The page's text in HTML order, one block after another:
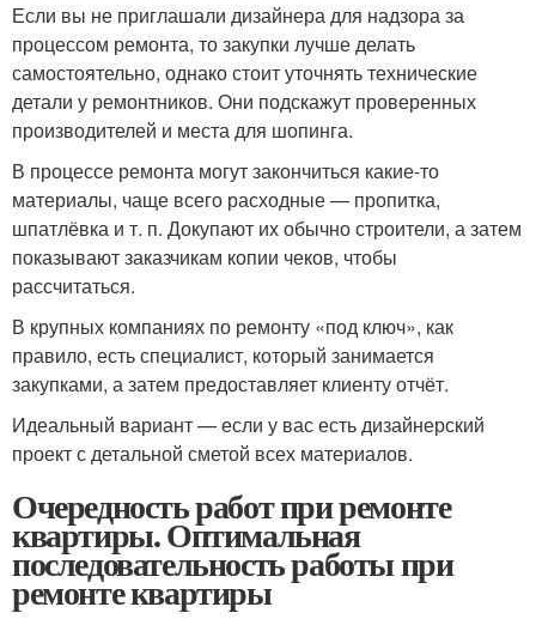
Если вы не приглашали дизайнера для надзора за
процессом ремонта, то закупки лучше делать
самостоятельно, однако стоит уточнять технические
детали у ремонтников. Они подскажут проверенных
производителей и места для шопинга.
В процессе ремонта могут закончиться какие-то
материалы, чаще всего расходные — пропитка,
шпатлёвка и т. п. Докупают их обычно строители, а затем
показывают заказчикам копии чеков, чтобы
рассчитаться.
В крупных компаниях по ремонту «под ключ», как
правило, есть специалист, который занимается
закупками, а затем предоставляет клиенту отчёт.
Идеальный вариант — если у вас есть дизайнерский
проект с детальной сметой всех материалов.
Очередность работ при ремонте
квартиры. Оптимальная
последовательность работы при
ремонте квартиры